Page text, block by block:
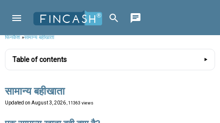
फिनकैश»सामान्य बहीखाता
Table of contents
सामान्य बहीखाता
Updated on August 3, 2026 , 11363 views